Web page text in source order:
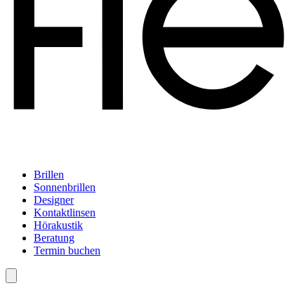
Brillen
Sonnenbrillen
Designer
Kontaktlinsen
Hörakustik
Beratung
Termin buchen